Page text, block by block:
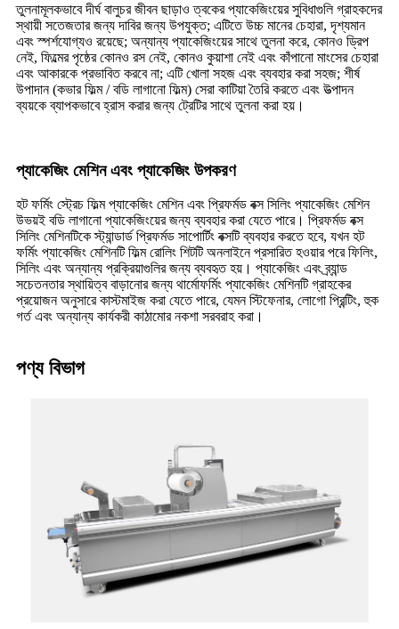
তুলনামূলকভাবে দীর্ঘ বালুচর জীবন ছাড়াও ত্বকের প্যাকেজিংয়ের সুবিধাগুলি গ্রাহকদের
স্থায়ী সতেজতার জন্য দাবির জন্য উপযুক্ত; এটিতে উচ্চ মানের চেহারা, দৃশ্যমান
এবং স্পর্শযোগ্যও রয়েছে; অন্যান্য প্যাকেজিংয়ের সাথে তুলনা করে, কোনও ড্রিপ
নেই, ফিল্মের পৃষ্ঠের কোনও রস নেই, কোনও কুয়াশা নেই এবং কাঁপানো মাংসের চেহারা
এবং আকারকে প্রভাবিত করবে না; এটি খোলা সহজ এবং ব্যবহার করা সহজ; শীর্ষ
উপাদান (কভার ফিল্ম / বডি লাগানো ফিল্ম) সেরা কাটিয়া তৈরি করতে এবং উত্পাদন
ব্যয়কে ব্যাপকভাবে হ্রাস করার জন্য ট্রেটির সাথে তুলনা করা হয়।
প্যাকেজিং মেশিন এবং প্যাকেজিং উপকরণ
হট ফর্মিং স্ট্রেচ ফিল্ম প্যাকেজিং মেশিন এবং প্রিফর্মড বক্স সিলিং প্যাকেজিং মেশিন
উভয়ই বডি লাগানো প্যাকেজিংয়ের জন্য ব্যবহার করা যেতে পারে। প্রিফর্মড বক্স
সিলিং মেশিনটিকে স্ট্যান্ডার্ড প্রিফর্মড সাপোর্টিং বক্সটি ব্যবহার করতে হবে, যখন হট
ফর্মিং প্যাকেজিং মেশিনটি ফিল্ম রোলিং শিটটি অনলাইনে প্রসারিত হওয়ার পরে ফিলিং,
সিলিং এবং অন্যান্য প্রক্রিয়াগুলির জন্য ব্যবহৃত হয়। প্যাকেজিং এবং ব্র্যান্ড
সচেতনতার স্থায়িত্ব বাড়ানোর জন্য থার্মোফর্মিং প্যাকেজিং মেশিনটি গ্রাহকের
প্রয়োজন অনুসারে কাস্টমাইজ করা যেতে পারে, যেমন স্টিফেনার, লোগো প্রিন্টিং, হুক
গর্ত এবং অন্যান্য কার্যকরী কাঠামোর নকশা সরবরাহ করা।
পণ্য বিভাগ